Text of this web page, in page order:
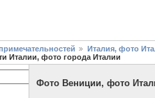
Италия, фото
Италии, фото города Италии
Фото Вениции, фото